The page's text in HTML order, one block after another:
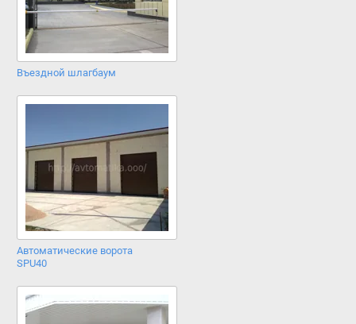
Въездной шлагбаум
Автоматические ворота
SPU40